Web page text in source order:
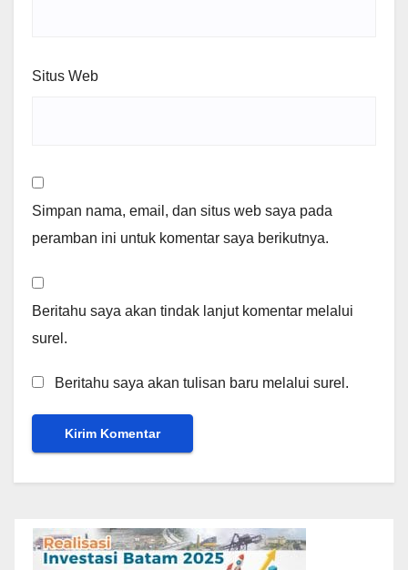
Situs Web
Simpan nama, email, dan situs web saya pada
peramban ini untuk komentar saya berikutnya.
Beritahu saya akan tindak lanjut komentar melalui
surel.
Beritahu saya akan tulisan baru melalui surel.